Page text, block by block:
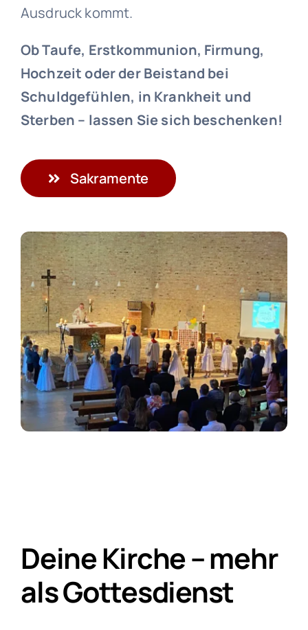
Ausdruck kommt.
Ob Taufe, Erstkommunion, Firmung,
Hochzeit oder der Beistand bei
Schuldgefühlen, in Krankheit und
Sterben – lassen Sie sich beschenken!
Sakramente
Deine Kirche – mehr
als Gottesdienst